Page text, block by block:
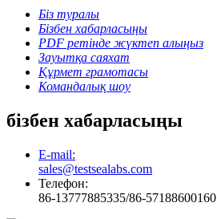
Біз туралы
Бізбен хабарласыңы
PDF ретінде жүктеп алыңыз
Зауытқа саяхат
Құрмет грамотасы
Командалық шоу
бізбен хабарласыңы
E-mail:
sales@testsealabs.com
Телефон:
86-13777885335/86-57188600160